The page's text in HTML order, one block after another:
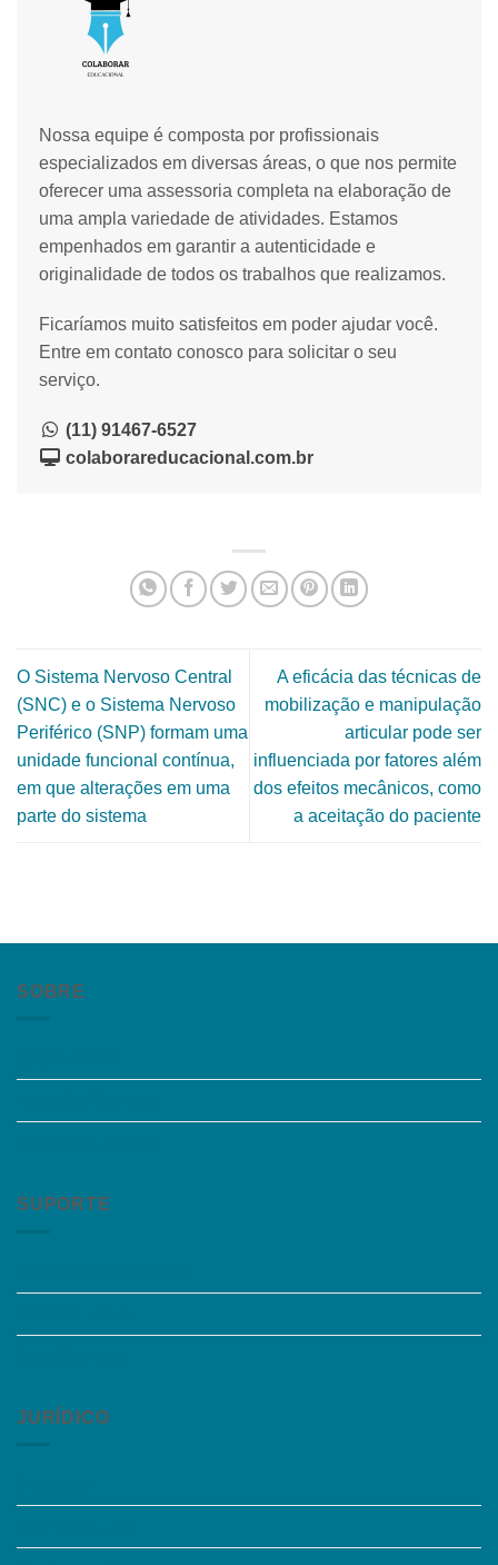
Nossa equipe é composta por profissionais
especializados em diversas áreas, o que nos permite
oferecer uma assessoria completa na elaboração de
uma ampla variedade de atividades. Estamos
empenhados em garantir a autenticidade e
originalidade de todos os trabalhos que realizamos.
Ficaríamos muito satisfeitos em poder ajudar você.
Entre em contato conosco para solicitar o seu
serviço.
(11) 91467-6527
colaborareducacional.com.br
O Sistema Nervoso Central
(SNC) e o Sistema Nervoso
Periférico (SNP) formam uma
unidade funcional contínua,
em que alterações em uma
parte do sistema
A eficácia das técnicas de
mobilização e manipulação
articular pode ser
influenciada por fatores além
dos efeitos mecânicos, como
a aceitação do paciente
SOBRE
SUPORTE
JURÍDICO